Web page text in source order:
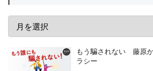
もう騙されない 藤原
ラシー